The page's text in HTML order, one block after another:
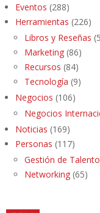
Eventos (288)
Herramientas (226)
Libros y Reseñas
Marketing (86)
Recursos (84)
Tecnología (9)
Negocios (106)
Negocios
Noticias (169)
Personas (117)
Gestión de Talento
Networking (65)